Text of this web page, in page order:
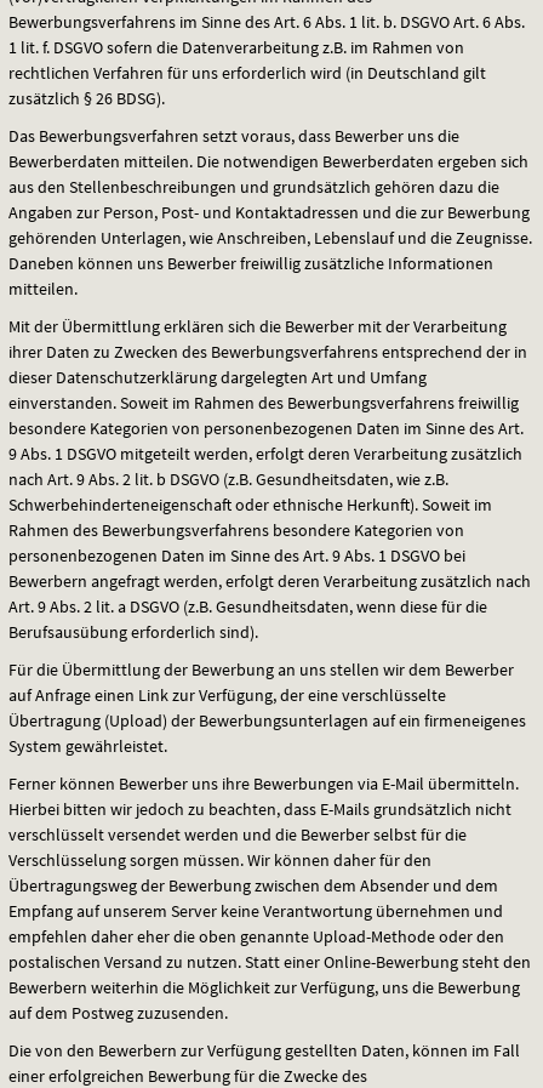
Bewerbungsverfahrens im Sinne des Art. 6 Abs. 1 lit. b. DSGVOArt. 6 Abs.
1 lit. f. DSGVOsofern die Datenverarbeitung z.B. im Rahmen von
rechtlichen Verfahren für uns erforderlich wird (in Deutschland gilt
zusätzlich § 26 BDSG).
Das Bewerbungsverfahren setzt voraus, dass Bewerber uns die
Bewerberdaten mitteilen. Die notwendigen Bewerberdaten ergeben sich
aus den Stellenbeschreibungen und grundsätzlich gehören dazu die
Angaben zur Person, Post- und Kontaktadressen und die zur Bewerbung
gehörenden Unterlagen, wie Anschreiben, Lebenslauf und die Zeugnisse.
Daneben können uns Bewerber freiwillig zusätzliche Informationen
mitteilen.
Mit der Übermittlung erklären sich die Bewerber mit der Verarbeitung
ihrer Daten zu Zwecken des Bewerbungsverfahrens entsprechend der in
dieser Datenschutzerklärung dargelegten Art und Umfang
einverstanden. Soweit im Rahmen des Bewerbungsverfahrens freiwillig
besondere Kategorien von personenbezogenen Daten im Sinne des Art.
9 Abs. 1 DSGVO mitgeteilt werden, erfolgt deren Verarbeitung zusätzlich
nach Art. 9 Abs. 2 lit. b DSGVO (z.B. Gesundheitsdaten, wie z.B.
Schwerbehinderteneigenschaft oder ethnische Herkunft). Soweit im
Rahmen des Bewerbungsverfahrens besondere Kategorien von
personenbezogenen Daten im Sinne des Art. 9 Abs. 1 DSGVO bei
Bewerbern angefragt werden, erfolgt deren Verarbeitung zusätzlich nach
Art. 9 Abs. 2 lit. a DSGVO (z.B. Gesundheitsdaten, wenn diese für die
Berufsausübung erforderlich sind).
Für die Übermittlung der Bewerbung an uns stellen wir dem Bewerber
auf Anfrage einen Link zur Verfügung, der eine verschlüsselte
Übertragung (Upload) der Bewerbungsunterlagen auf ein firmeneigenes
System gewährleistet.
Ferner können Bewerber uns ihre Bewerbungen via E-Mail übermitteln.
Hierbei bitten wir jedoch zu beachten, dass E-Mails grundsätzlich nicht
verschlüsselt versendet werden und die Bewerber selbst für die
Verschlüsselung sorgen müssen. Wir können daher für den
Übertragungsweg der Bewerbung zwischen dem Absender und dem
Empfang auf unserem Server keine Verantwortung übernehmen und
empfehlen daher eher die oben genannte Upload-Methode oder den
postalischen Versand zu nutzen. Statt einer Online-Bewerbung steht den
Bewerbern weiterhin die Möglichkeit zur Verfügung, uns die Bewerbung
auf dem Postweg zuzusenden.
Die von den Bewerbern zur Verfügung gestellten Daten, können im Fall
einer erfolgreichen Bewerbung für die Zwecke des